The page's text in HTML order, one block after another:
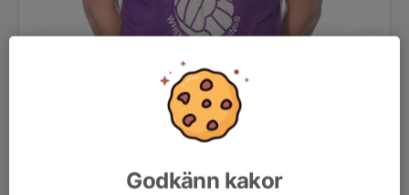
Godkänn kakor